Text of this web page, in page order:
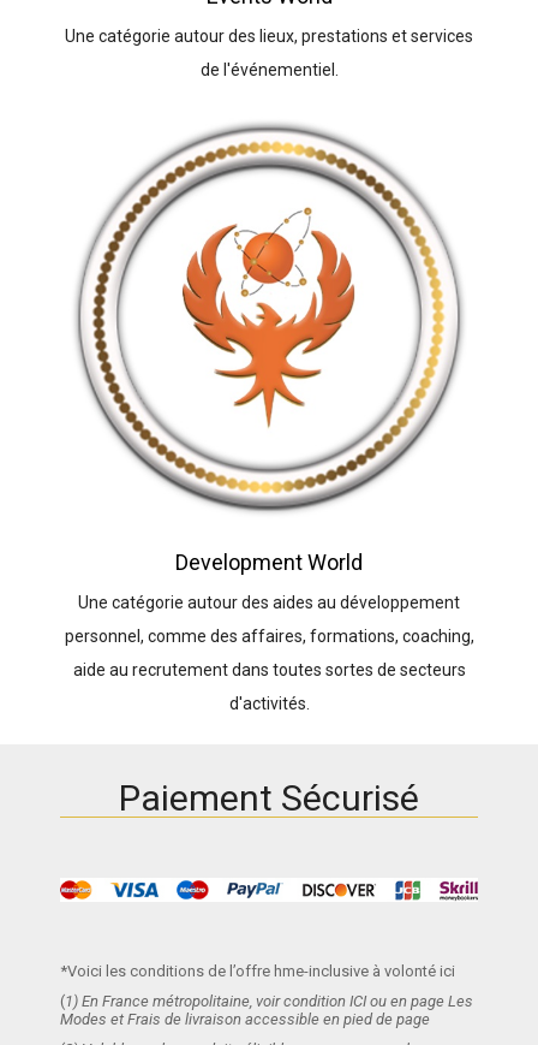
Une catégorie autour des lieux, prestations et services
de l'événementiel.
Development World
Une catégorie autour des aides au développement
personnel, comme des affaires, formations, coaching,
aide au recrutement dans toutes sortes de secteurs
d'activités.
Paiement Sécurisé
*Voici les conditions de l’offre hme-inclusive à volonté ici
(1) En France métropolitaine, voir condition ICI ou en page Les
Modes et Frais de livraison accessible en pied de page